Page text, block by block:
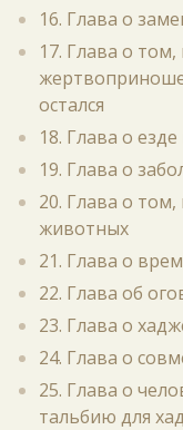
16. Глава о
17. Глава о том,
остался
18. Глава о
19. Глава о
20. Глава о
животных
21. Глава о
22. Глава об
23. Глава о
24. Глава о
25. Глава о
тальбию для